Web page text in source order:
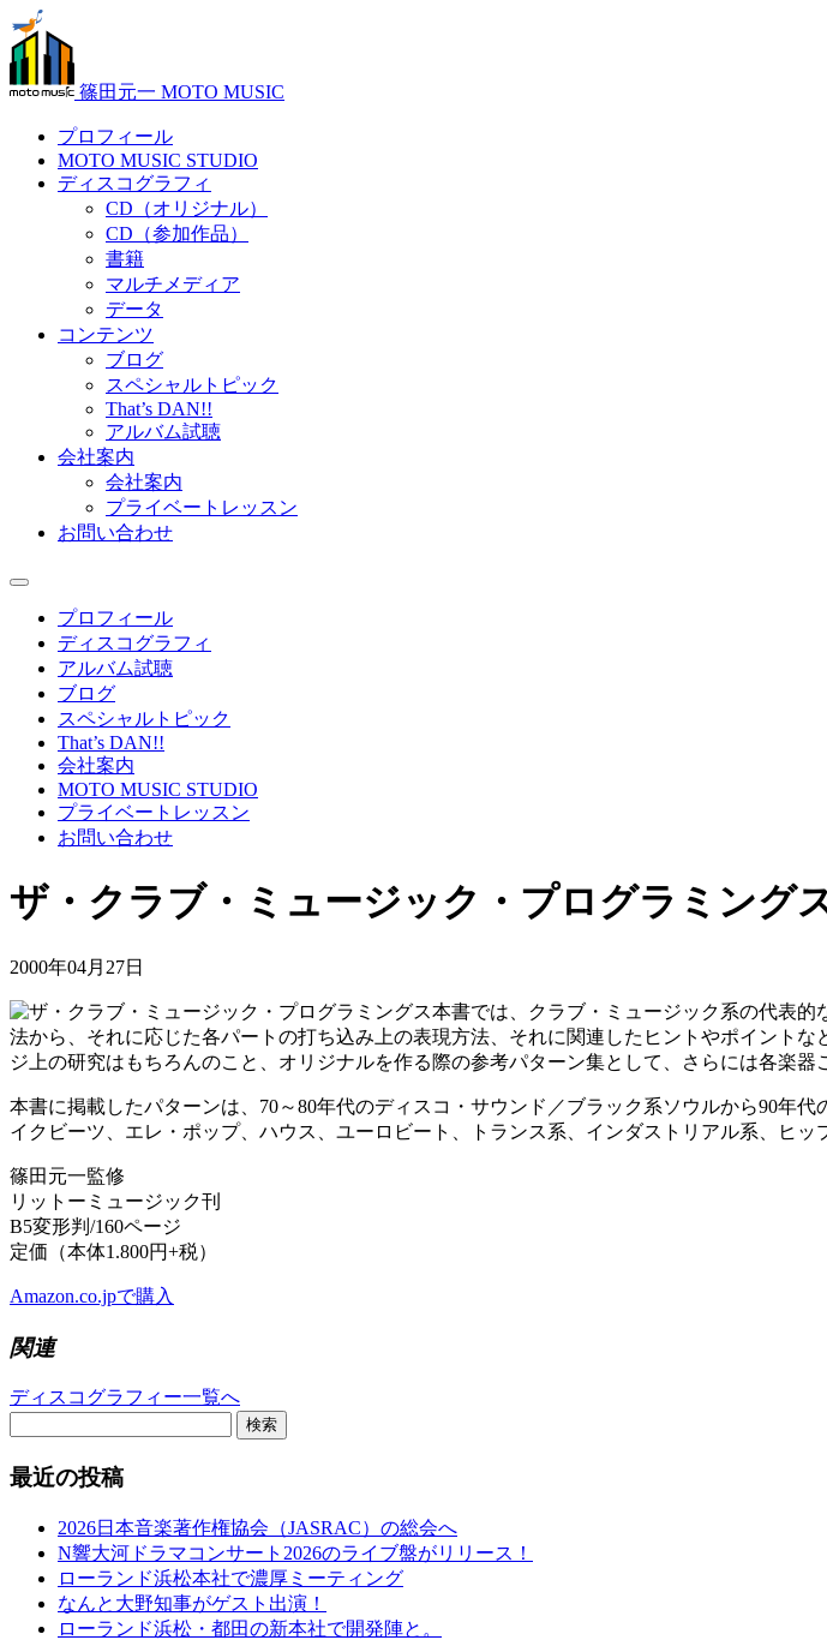
篠田元一 MOTO MUSIC
プロフィール
MOTO MUSIC STUDIO
ディスコグラフィ
CD（オリジナル）
CD（参加作品）
書籍
マルチメディア
データ
コンテンツ
ブログ
スペシャルトピック
That’s DAN!!
アルバム試聴
会社案内
会社案内
プライベートレッスン
お問い合わせ
プロフィール
ディスコグラフィ
アルバム試聴
ブログ
スペシャルトピック
That’s DAN!!
会社案内
MOTO MUSIC STUDIO
プライベートレッスン
お問い合わせ
ザ・クラブ・ミュージック・プログラミング
2000年04月27日
本書では、クラブ・ミュージック系の代表
法から、それに応じた各パートの打ち込み上の表現方法、それに関連したヒントやポイント
ジ上の研究はもちろんのこと、オリジナルを作る際の参考パターン集として、さらには各楽
本書に掲載したパターンは、70～80年代のディスコ・サウンド／ブラック系ソウルから90年
イクビーツ、エレ・ポップ、ハウス、ユーロビート、トランス系、インダストリアル系、ヒッ
篠田元一監修
リットーミュージック刊
B5変形判/160ページ
定価（本体1.800円+税）
Amazon.co.jpで購入
関連
ディスコグラフィー一覧へ
検索
最近の投稿
2026日本音楽著作権協会（JASRAC）の総会へ
N響大河ドラマコンサート2026のライブ盤がリリース！
ローランド浜松本社で濃厚ミーティング
なんと大野知事がゲスト出演！
ローランド浜松・都田の新本社で開発陣と。